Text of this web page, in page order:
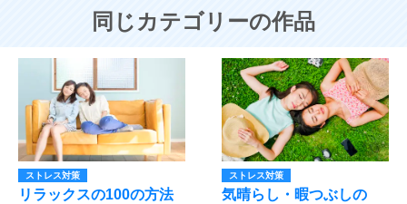
同じカテゴリーの作品
ストレス対策
リラックスの100の方法
ストレス対策
気晴らし・暇つぶしの